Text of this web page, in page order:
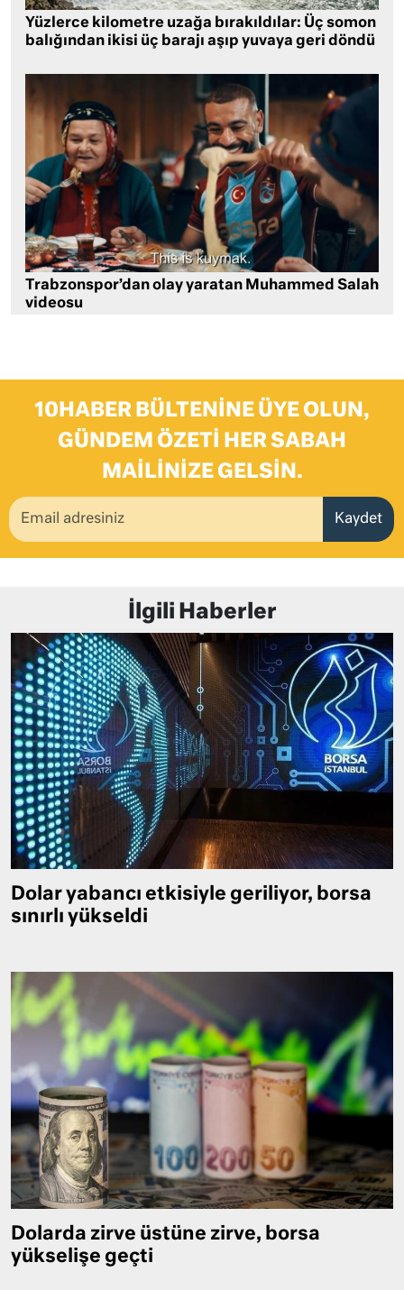
Yüzlerce kilometre uzağa bırakıldılar: Üç somon
balığından ikisi üç barajı aşıp yuvaya geri döndü
Trabzonspor’dan olay yaratan Muhammed Salah
videosu
10HABER BÜLTENINE ÜYE OLUN,
GÜNDEM ÖZETI HER SABAH
MAILINIZE GELSIN.
Kaydet
İlgili Haberler
Dolar yabancı etkisiyle geriliyor, borsa
sınırlı yükseldi
Dolarda zirve üstüne zirve, borsa
yükselişe geçti